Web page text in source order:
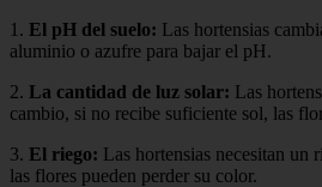
1. El pH del suelo: Las hortensias
aluminio o azufre para bajar el pH.
2. La cantidad de luz solar: Las
cambio, si no recibe suficiente sol, las
3. El riego: Las hortensias necesitan un
las flores pueden perder su color.